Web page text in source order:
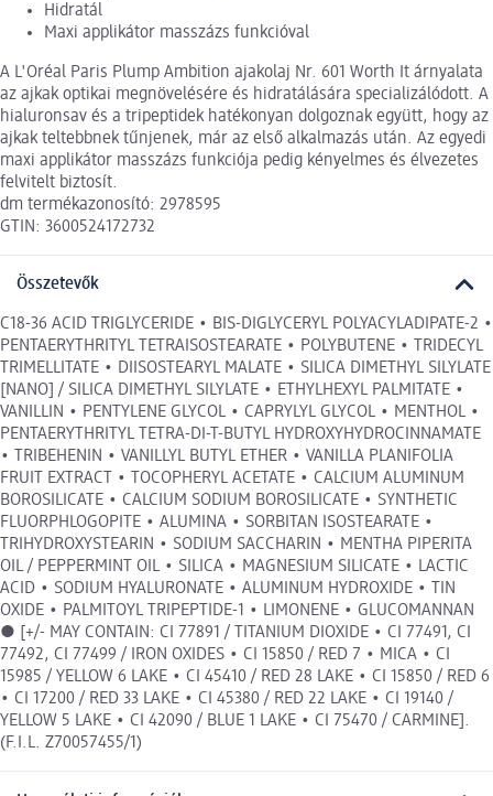
Hidratál
Maxi applikátor masszázs funkcióval
A L'Oréal Paris Plump Ambition ajakolaj Nr. 601 Worth It árnyalata
az ajkak optikai megnövelésére és hidratálására specializálódott. A
hialuronsav és a tripeptidek hatékonyan dolgoznak együtt, hogy az
ajkak teltebbnek tűnjenek, már az első alkalmazás után. Az egyedi
maxi applikátor masszázs funkciója pedig kényelmes és élvezetes
felvitelt biztosít.
dm termékazonosító: 2978595
GTIN: 3600524172732
Összetevők
C18-36 ACID TRIGLYCERIDE • BIS-DIGLYCERYL POLYACYLADIPATE-2 •
PENTAERYTHRITYL TETRAISOSTEARATE • POLYBUTENE • TRIDECYL
TRIMELLITATE • DIISOSTEARYL MALATE • SILICA DIMETHYL SILYLATE
[NANO] / SILICA DIMETHYL SILYLATE • ETHYLHEXYL PALMITATE •
VANILLIN • PENTYLENE GLYCOL • CAPRYLYL GLYCOL • MENTHOL •
PENTAERYTHRITYL TETRA-DI-T-BUTYL HYDROXYHYDROCINNAMATE
• TRIBEHENIN • VANILLYL BUTYL ETHER • VANILLA PLANIFOLIA
FRUIT EXTRACT • TOCOPHERYL ACETATE • CALCIUM ALUMINUM
BOROSILICATE • CALCIUM SODIUM BOROSILICATE • SYNTHETIC
FLUORPHLOGOPITE • ALUMINA • SORBITAN ISOSTEARATE •
TRIHYDROXYSTEARIN • SODIUM SACCHARIN • MENTHA PIPERITA
OIL / PEPPERMINT OIL • SILICA • MAGNESIUM SILICATE • LACTIC
ACID • SODIUM HYALURONATE • ALUMINUM HYDROXIDE • TIN
OXIDE • PALMITOYL TRIPEPTIDE-1 • LIMONENE • GLUCOMANNAN
● [+/- MAY CONTAIN: CI 77891 / TITANIUM DIOXIDE • CI 77491, CI
77492, CI 77499 / IRON OXIDES • CI 15850 / RED 7 • MICA • CI
15985 / YELLOW 6 LAKE • CI 45410 / RED 28 LAKE • CI 15850 / RED 6
• CI 17200 / RED 33 LAKE • CI 45380 / RED 22 LAKE • CI 19140 /
YELLOW 5 LAKE • CI 42090 / BLUE 1 LAKE • CI 75470 / CARMINE].
(F.I.L. Z70057455/1)